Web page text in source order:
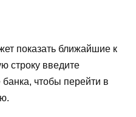
показать ближайшие к
строку введите
чтобы перейти в